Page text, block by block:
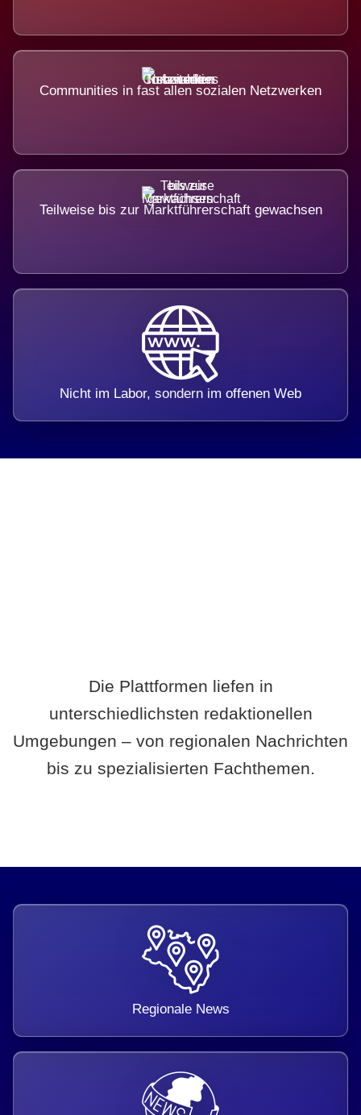
Communities in fast allen sozialen Netzwerken
Teilweise bis zur Marktführerschaft gewachsen
Nicht im Labor, sondern im offenen Web
Die Plattformen liefen in
unterschiedlichsten redaktionellen
Umgebungen – von regionalen Nachrichten
bis zu spezialisierten Fachthemen.
Regionale News